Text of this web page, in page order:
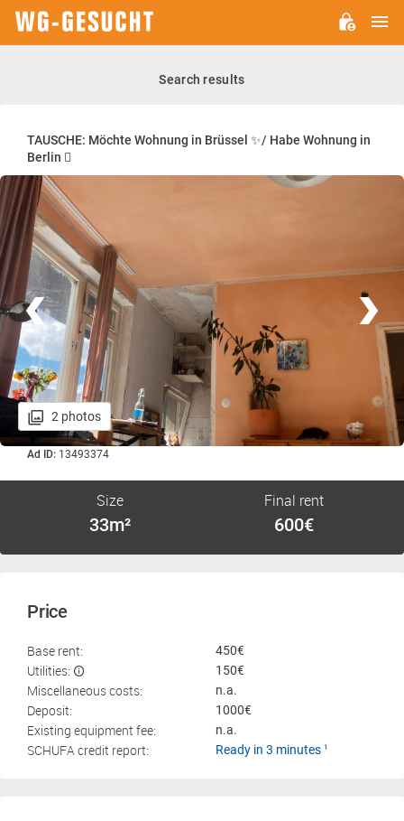
Search results
TAUSCHE: Möchte Wohnung in Brüssel ✨/ Habe Wohnung in
Berlin 🫪
2 photos
Ad ID: 13493374
Size
33m²
Final rent
600€
Price
Base rent: 450€
Utilities: 150€
Miscellaneous costs: n.a.
Deposit: 1000€
Existing equipment fee: n.a.
SCHUFA credit report: Ready in 3 minutes 1